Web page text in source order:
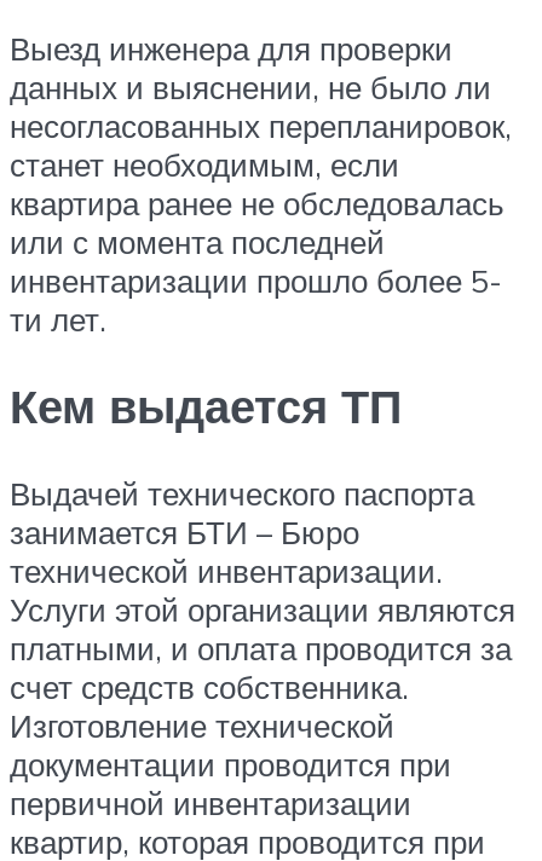
Выезд инженера для проверки
данных и выяснении, не было ли
несогласованных перепланировок,
станет необходимым, если
квартира ранее не обследовалась
или с момента последней
инвентаризации прошло более 5-
ти лет.
Кем выдается ТП
Выдачей технического паспорта
занимается БТИ – Бюро
технической инвентаризации.
Услуги этой организации являются
платными, и оплата проводится за
счет средств собственника.
Изготовление технической
документации проводится при
первичной инвентаризации
квартир, которая проводится при